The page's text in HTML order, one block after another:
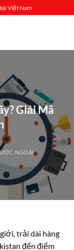
Việt Nam
Giải Mã
NGOÀI
trải dài hàng
đến điểm